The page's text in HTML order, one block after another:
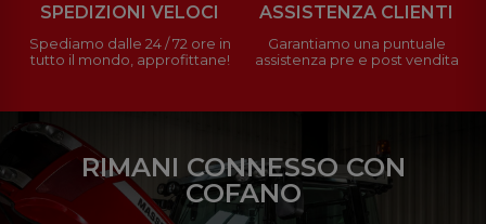
SPEDIZIONI VELOCI
Spediamo dalle 24 / 72 ore in
tutto il mondo, approfittane!
ASSISTENZA CLIENTI
Garantiamo una puntuale
assistenza pre e post vendita
RIMANI CONNESSO CON
COFANO